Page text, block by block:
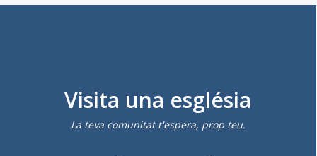
Visita una església
La teva comunitat t'espera, prop teu.